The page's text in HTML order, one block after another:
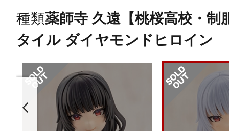
種類薬師寺 久遠【桃桜高校・制
タイル ダイヤモンドヒロイン